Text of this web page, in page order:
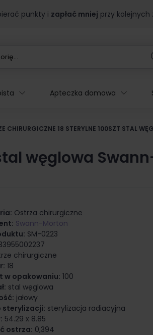
punkty i zapłać mniej przy
Apteczka domowa
CHIRURGICZNE 18 STERYLNE 100SZT STAL
węglowa
Ostrza chirurgiczne
Swann-Morton
SM-0223
chirurgiczne
18
w opakowaniu: 100
stal węglowa
jałowy
sterylizacji: sterylizacja radiacyjna
54.29 x 8.85
ostrza: 0,394